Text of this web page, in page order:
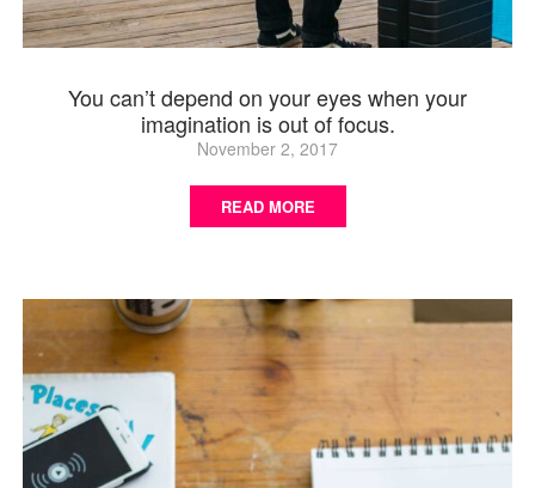
You can’t depend on your eyes when your
imagination is out of focus.
November 2, 2017
READ MORE